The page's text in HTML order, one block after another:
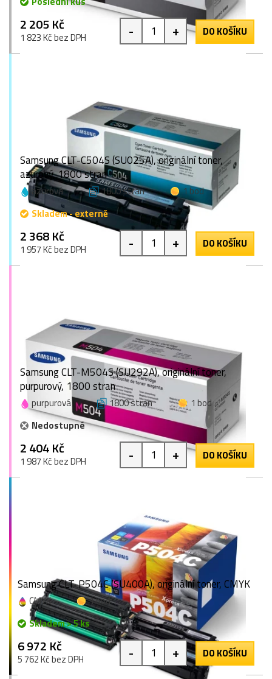
2 205 Kč
1 823 Kč bez DPH - + DO KOŠÍKU
Samsung CLT-C504S (SU025A), originální toner,
azurový, 1800 stran
azurová 1800 stran
1 bod
Skladem - externě
2 368 Kč
1 957 Kč bez DPH - + DO KOŠÍKU
Samsung CLT-M504S (SU292A), originální toner,
purpurový, 1800 stran
purpurová 1800 stran
1 bod
Nedostupné
2 404 Kč
1 987 Kč bez DPH - + DO KOŠÍKU
Samsung CLT-P504C (SU400A), originální toner, CMYK
CMYK
1 bod
Skladem > 5 ks
6 972 Kč
5 762 Kč bez DPH - + DO KOŠÍKU